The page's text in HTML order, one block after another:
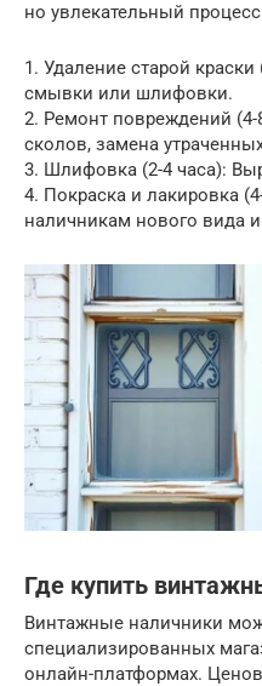
но увлекательный
1. Удаление старой
смывки или шлифовки.
2. Ремонт повреждений
сколов, замена
3. Шлифовка (2-4 часа):
4. Покраска и лакировка
наличникам нового вида
Где купить
Винтажные наличники
специализированных
онлайн-платформах.